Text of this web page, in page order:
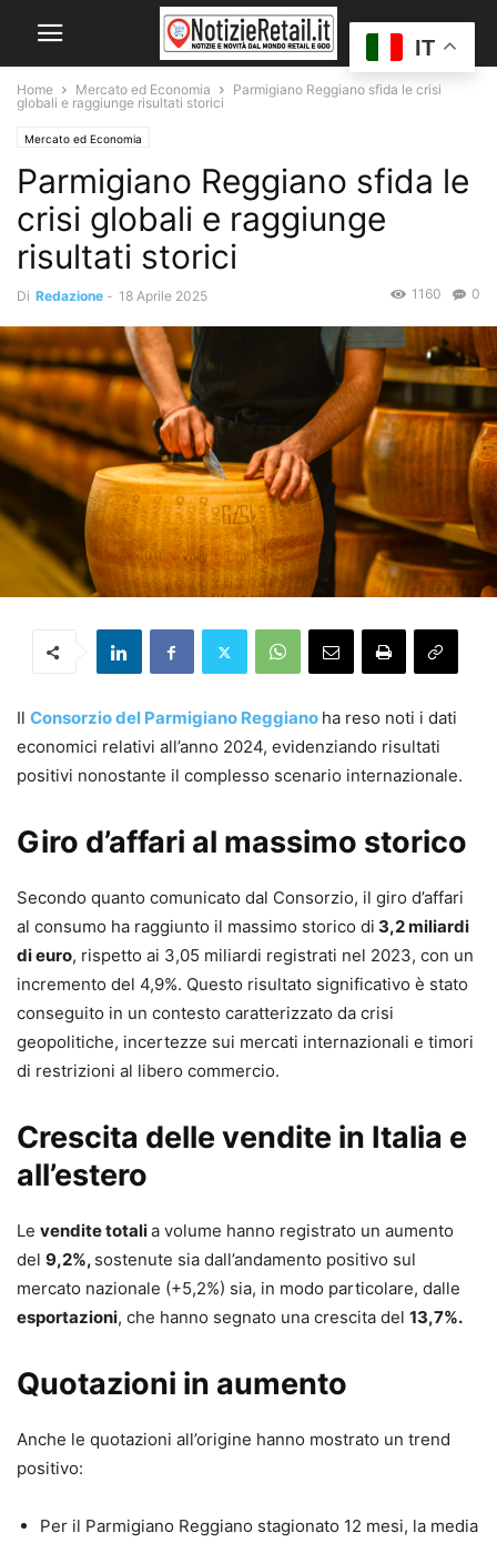
Home Mercato ed Economia
Parmigiano Reggiano sfida le crisi
globali e raggiunge risultati storici
Mercato ed Economia
Parmigiano Reggiano sfida le
crisi globali e raggiunge
risultati storici
Di Redazione - 18 Aprile 2025 0
1160
Il Consorzio del Parmigiano Reggiano ha reso noti i dati
economici relativi all’anno 2024, evidenziando risultati
positivi nonostante il complesso scenario internazionale.
Giro d’affari al massimo storico
Secondo quanto comunicato dal Consorzio, il giro d’affari
al consumo ha raggiunto il massimo storico di 3,2 miliardi
di euro, rispetto ai 3,05 miliardi registrati nel 2023, con un
incremento del 4,9%. Questo risultato significativo è stato
conseguito in un contesto caratterizzato da crisi
geopolitiche, incertezze sui mercati internazionali e timori
di restrizioni al libero commercio.
Crescita delle vendite in Italia e
all’estero
Le vendite totalia volume hanno registrato un aumento
del 9,2%, sostenute sia dall’andamento positivo sul
mercato nazionale (+5,2%) sia, in modo particolare, dalle
esportazioni, che hanno segnato una crescita del 13,7%.
Quotazioni in aumento
Anche le quotazioni all’origine hanno mostrato un trend
positivo:
Per il Parmigiano Reggiano stagionato 12 mesi, la media
IT